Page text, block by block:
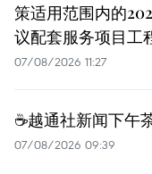
策适用范围内的
议配套服务项目工
07/08/2026 11:27
☕️越通社新闻下午
07/08/2026 09:39